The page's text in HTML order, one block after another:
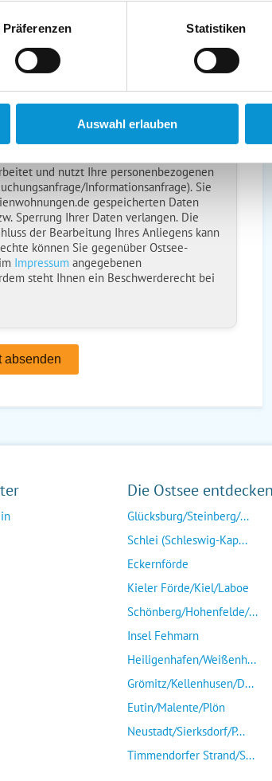
Präferenzen Statistiken
Auswahl erlauben
und bin damit einverstanden.
und nutzt Ihre personenbezogenen
Informationsanfrage). Sie
gespeicherten Daten
Sperrung Ihrer Daten verlangen. Die
der Bearbeitung Ihres Anliegens kann
können Sie gegenüber Ostsee-
Impressum angegebenen
steht Ihnen ein Beschwerderecht bei
Die Ostsee entdecken
Glücksburg/Steinberg/...
Schlei (Schleswig-Kap...
Eckernförde
Kieler Förde/Kiel/Laboe
Schönberg/Hohenfelde/...
Insel Fehmarn
Heiligenhafen/Weißenh...
Grömitz/Kellenhusen/D...
Eutin/Malente/Plön
Neustadt/Sierksdorf/P...
Timmendorfer Strand/S...